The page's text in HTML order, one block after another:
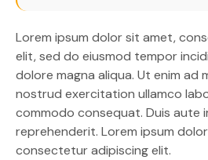
Lorem ipsum dolor sit amet,
elit, sed do eiusmod tempor
dolore magna aliqua. Ut enim ad
nostrud exercitation ullamco
commodo consequat. Duis aute
reprehenderit. Lorem ipsum
consectetur adipiscing elit.